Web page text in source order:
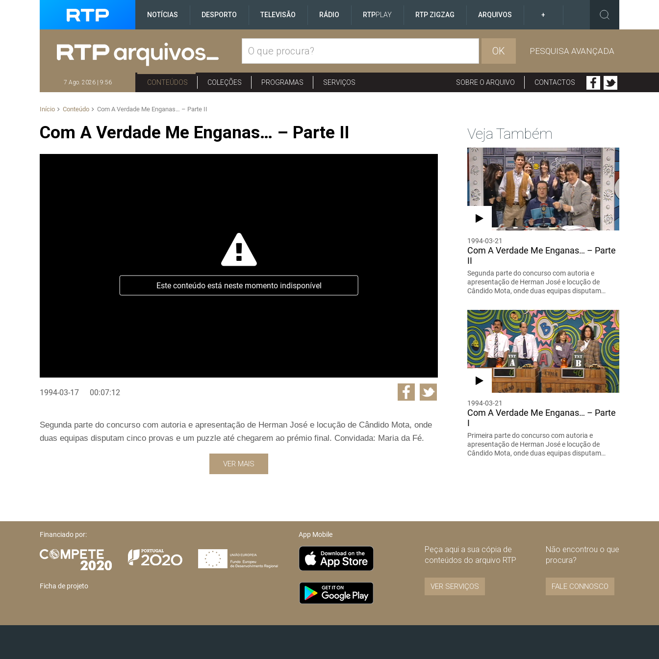
NOTÍCIAS DESPORTO TELEVISÃO RÁDIO RTPPLAY RTP ZIGZAG ARQUIVOS +
OK PESQUISA AVANÇADA
7 Ago. 2026 | 9:56 CONTEÚDOS COLEÇÕES PROGRAMAS SERVIÇOS SOBRE O ARQUIVO CONTACTOS
Início Conteúdo Com A Verdade Me Enganas… – Parte II
Com A Verdade Me Enganas… – Parte II
Este conteúdo está neste momento indisponível
1994-03-17 00:07:12
Segunda parte do concurso com autoria e apresentação de Herman José e locução de Cândido Mota, onde
duas equipas disputam cinco provas e um puzzle até chegarem ao prémio final. Convidada: Maria da Fé.
VER MAIS
Veja Também
1994-03-21
Com A Verdade Me Enganas… – Parte
II
Segunda parte do concurso com autoria e
apresentação de Herman José e locução de
Cândido Mota, onde duas equipas disputam…
1994-03-21
Com A Verdade Me Enganas… – Parte
I
Primeira parte do concurso com autoria e
apresentação de Herman José e locução de
Cândido Mota, onde duas equipas disputam…
Financiado por:
Ficha de projeto
App Mobile
Peça aqui a sua cópia de
conteúdos do arquivo RTP
VER SERVIÇOS
Não encontrou o que
procura?
FALE CONNOSCO